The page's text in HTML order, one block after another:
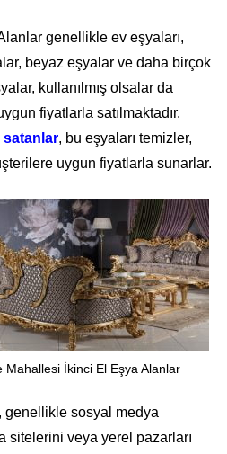
genellikle ev eşyaları,
beyaz eşyalar ve daha birçok
kullanılmış olsalar da
fiyatlarla satılmaktadır.
satanlar, bu eşyaları temizler,
uygun fiyatlarla sunarlar.
Mahallesi İkinci El Eşya Alanlar
genellikle sosyal medya
sitelerini veya yerel pazarları